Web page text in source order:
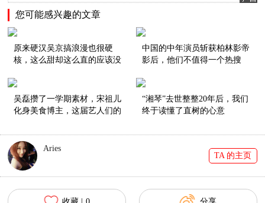
您可能感兴趣的文章
原来硬汉吴京搞浪漫也很硬
核，这么甜却这么直的应该没
中国的中年演员斩获柏林影帝
影后，他们不值得一个热搜
吴磊攒了一学期素材，宋祖儿
化身美食博主，这届艺人们的
“湘琴”去世整整20年后，我们
终于读懂了直树的心意
Aries
TA 的主页